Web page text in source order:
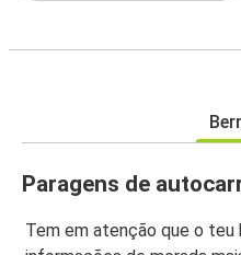
Paragens de
Tem em atenção que o